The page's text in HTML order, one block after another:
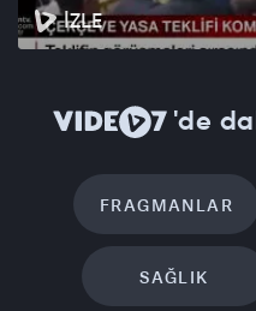
İZLE
'de
FRAGMANLAR
SAĞLIK